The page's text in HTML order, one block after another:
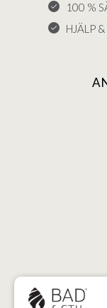
100 %
HJÄLP